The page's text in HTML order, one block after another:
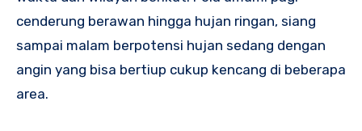
cenderung berawan hingga hujan ringan, siang
sampai malam berpotensi hujan sedang dengan
angin yang bisa bertiup cukup kencang di beberapa
area.